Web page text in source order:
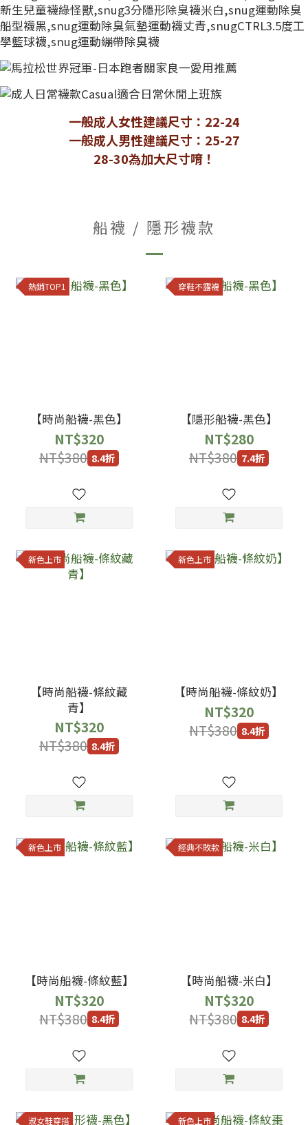
一般成人女性建議尺寸：22-24
一般成人男性建議尺寸：25-27
28-30為加大尺寸唷！
船襪 / 隱形襪款
熱銷TOP1
【時尚船襪-黑色】
NT$320
NT$380 8.4折
穿鞋不露襪
【隱形船襪-黑色】
NT$280
NT$380 7.4折
新色上市
【時尚船襪-條紋藏
青】
NT$320
NT$380 8.4折
新色上市
【時尚船襪-條紋奶】
NT$320
NT$380 8.4折
新色上市
【時尚船襪-條紋藍】
NT$320
NT$380 8.4折
經典不敗款
【時尚船襪-米白】
NT$320
NT$380 8.4折
淑女鞋穿搭 新色上市